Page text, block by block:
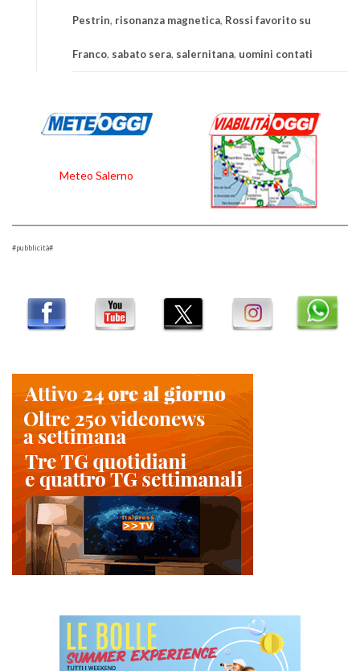
Pestrin, risonanza magnetica, Rossi favorito su
Franco, sabato sera, salernitana, uomini contati
Meteo Salerno
#pubblicità#